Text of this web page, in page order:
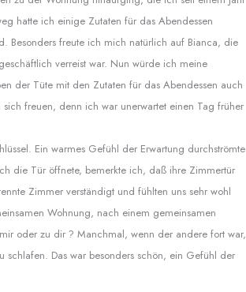
hatte ich einige Zutaten für das Abendessen
Besonders freute ich mich natürlich auf Bianca, die
verreist war. Nun würde ich meine
der Tüte mit den Zutaten für das Abendessen auch
freuen, denn ich war unerwartet einen Tag früher
Ein warmes Gefühl der Erwartung durchströmte
die Tür öffnete, bemerkte ich, daß ihre Zimmertür
Zimmer verständigt und fühlten uns sehr wohl
Wohnung, nach einem gemeinsamen
oder zu dir ? Manchmal, wenn der andere fort war,
schlafen. Das war besonders schön, ein Gefühl der